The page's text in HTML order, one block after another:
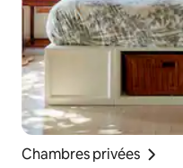
Chambres privées